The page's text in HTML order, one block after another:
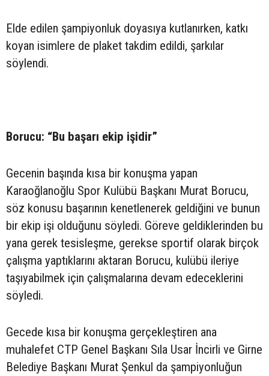
Elde edilen şampiyonluk doyasıya kutlanırken, katkı
koyan isimlere de plaket takdim edildi, şarkılar
söylendi.
Borucu: “Bu başarı ekip işidir”
Gecenin başında kısa bir konuşma yapan
Karaoğlanoğlu Spor Kulübü Başkanı Murat Borucu,
söz konusu başarının kenetlenerek geldiğini ve bunun
bir ekip işi olduğunu söyledi. Göreve geldiklerinden bu
yana gerek tesisleşme, gerekse sportif olarak birçok
çalışma yaptıklarını aktaran Borucu, kulübü ileriye
taşıyabilmek için çalışmalarına devam edeceklerini
söyledi.
Gecede kısa bir konuşma gerçekleştiren ana
muhalefet CTP Genel Başkanı Sıla Usar İncirli ve Girne
Belediye Başkanı Murat Şenkul da şampiyonluğun